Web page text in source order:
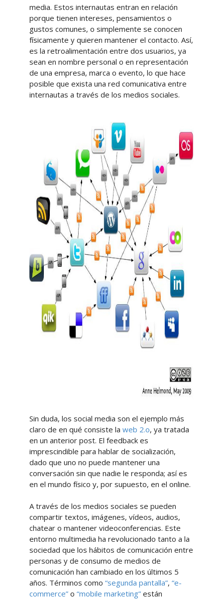
media. Estos internautas entran en relación
porque tienen intereses, pensamientos o
gustos comunes, o simplemente se conocen
físicamente y quieren mantener el contacto. Así,
es la retroalimentación entre dos usuarios, ya
sean en nombre personal o en representación
de una empresa, marca o evento, lo que hace
posible que exista una red comunicativa entre
internautas a través de los medios sociales.
Sin duda, los social media son el ejemplo más
claro de en qué consiste la web 2.o, ya tratada
en un anterior post. El feedback es
imprescindible para hablar de socialización,
dado que uno no puede mantener una
conversación sin que nadie le responda; así es
en el mundo físico y, por supuesto, en el online.
A través de los medios sociales se pueden
compartir textos, imágenes, vídeos, audios,
chatear o mantener videoconferencias. Este
entorno multimedia ha revolucionado tanto a la
sociedad que los hábitos de comunicación entre
personas y de consumo de medios de
comunicación han cambiado en los últimos 5
años. Términos como “segunda pantalla”, “e-
commerce” o “mobile marketing”están